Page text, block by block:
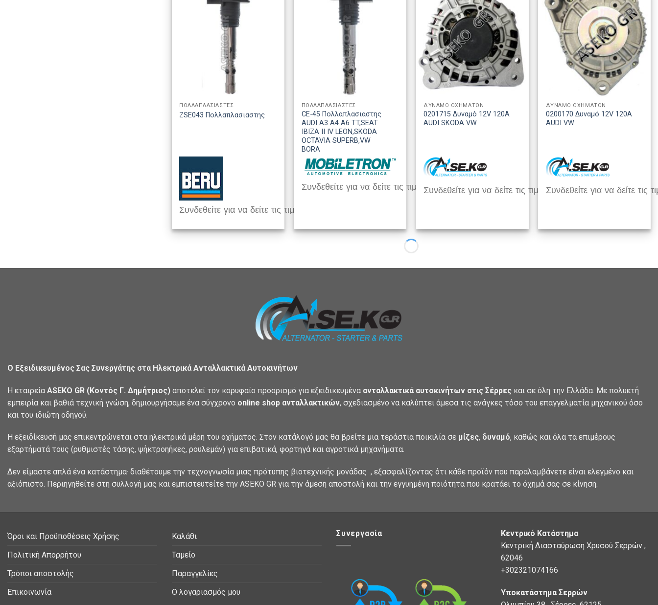
ΠΟΛΛΑΠΛΑΣΙΑΣΤΕΣ
ZSE043 Πολλαπλασιαστης
Συνδεθείτε για να δείτε τις τιμές
ΠΟΛΛΑΠΛΑΣΙΑΣΤΕΣ
CE-45 Πολλαπλασιαστης
AUDI A3 A4 A6 TT,SEAT
IBIZA II IV LEON,SKODA
OCTAVIA SUPERB,VW
BORA
Συνδεθείτε για να δείτε τις τιμές
ΔΥΝΑΜΟ ΟΧΗΜΑΤΩΝ
0201715 Δυναμό 12V 120A
AUDI SKODA VW
Συνδεθείτε για να δείτε τις τιμές
ΔΥΝΑΜΟ ΟΧΗΜΑΤΩΝ
0200170 Δυναμό 12V 120A
AUDI VW
Συνδεθείτε για να δείτε τις
Ο Εξειδικευμένος Σας Συνεργάτης στα Ηλεκτρικά Ανταλλακτικά Αυτοκινήτων
Η εταιρεία ASEKO GR (Κοντός Γ. Δημήτριος) αποτελεί τον κορυφαίο προορισμό για εξειδικευμένα ανταλλακτικά αυτοκινήτων στις Σέρρες και σε όλη την Ελλάδα. Με πολυετή
εμπειρία και βαθιά τεχνική γνώση, δημιουργήσαμε ένα σύγχρονο online shop ανταλλακτικών, σχεδιασμένο να καλύπτει άμεσα τις ανάγκες τόσο του επαγγελματία μηχανικού όσο
και του ιδιώτη οδηγού.
Η εξειδίκευσή μας επικεντρώνεται στα ηλεκτρικά μέρη του οχήματος. Στον κατάλογό μας θα βρείτε μια τεράστια ποικιλία σε μίζες, δυναμό, καθώς και όλα τα επιμέρους
εξαρτήματά τους (ρυθμιστές τάσης, ψήκτροηήκες, ρουλεμάν) για επιβατικά, φορτηγά και αγροτικά μηχανήματα.
Δεν είμαστε απλά ένα κατάστημα· διαθέτουμε την τεχνογνωσία μιας πρότυπης βιοτεχνικής μονάδας , εξασφαλίζοντας ότι κάθε προϊόν που παραλαμβάνετε είναι ελεγμένο και
αξιόπιστο. Περιηγηθείτε στη συλλογή μας και εμπιστευτείτε την ASEKO GR για την άμεση αποστολή και την εγγυημένη ποιότητα που κρατάει το όχημά σας σε κίνηση.
Όροι και Προϋποθέσεις Χρήσης
Πολιτική Απορρήτου
Τρόποι αποστολής
Επικοινωνία
Καλάθι
Ταμείο
Παραγγελίες
Ο λογαριασμός μου
Συνεργασία
Κεντρικό Κατάστημα
Κεντρική Διασταύρωση Χρυσού Σερρών ,
62046
+302321074166
Υποκατάστημα Σερρών